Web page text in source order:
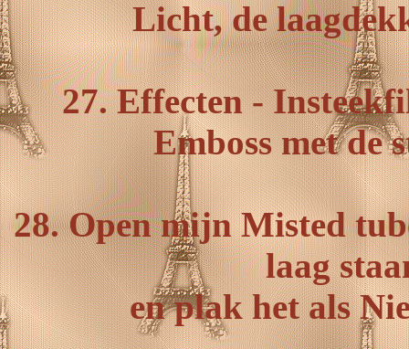
Licht, de
27. Effecten -
Emboss met de
28. Open mijn Misted
laag
en plak het als